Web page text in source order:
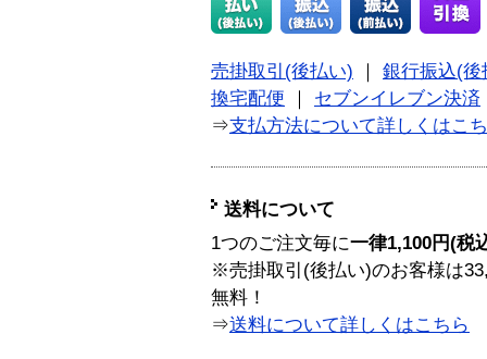
売掛取引(後払い)
銀行振込(後
換宅配便
セブンイレブン決済
⇒支払方法について詳しくはこ
送料について
1つのご注文毎に一律1,100円(税
※売掛取引(後払い)のお客様は
無料！
⇒送料について詳しくはこちら